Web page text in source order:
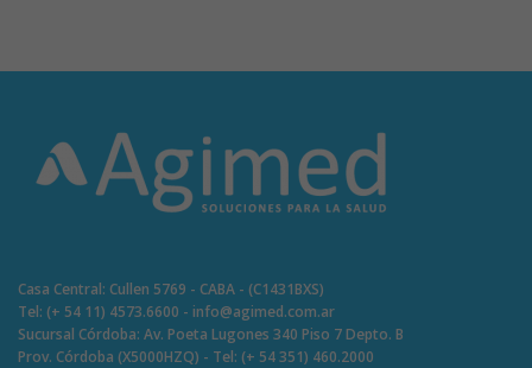
Casa Central: Cullen 5769 - CABA - (C1431BXS)
Tel: (+ 54 11) 4573.6600 - info@agimed.com.ar
Sucursal Córdoba: Av. Poeta Lugones 340 Piso 7 Depto. B
Prov. Córdoba (X5000HZQ) - Tel: (+ 54 351) 460.2000